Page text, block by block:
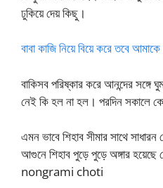
ঢুকিয়ে দেয় কিছু।
বাবা কাজি নিয়ে বিয়ে করে তবে
বাকিসব পরিষ্কার করে আনন্দের সঙ্গে
নেই কি হল না হল। পরদিন সকালে
এমন ভাবে শিহাব সীমার সাথে
আগুনে শিহাব পুড়ে পুড়ে অঙ্গার
nongrami choti